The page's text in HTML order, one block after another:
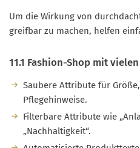
Um die Wirkung von
greifbar zu machen, helfen
11.1 Fashion-Shop mit
Saubere Attribute für
Pflegehinweise.
Filterbare Attribute wie
„Nachhaltigkeit“.